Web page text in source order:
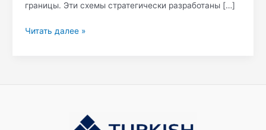
границы. Эти схемы стратегически разработаны […]
Читать далее »